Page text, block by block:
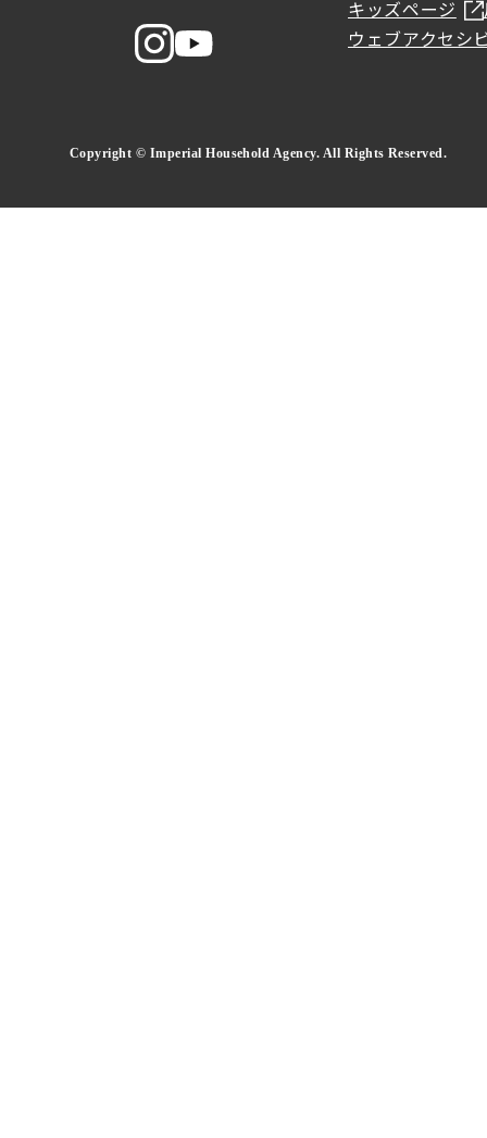
キッズページ
ウェブアクセシ
Copyright © Imperial Household Agency. All Rights Reserved.